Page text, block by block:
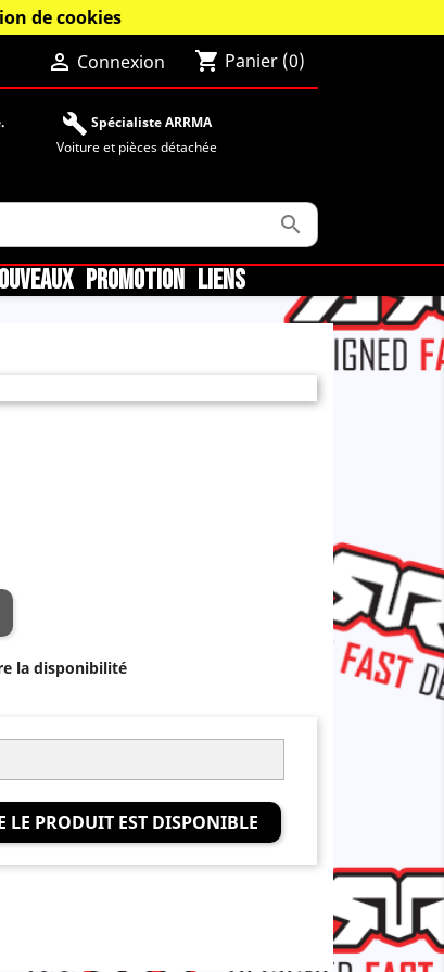
de cookies
 Connexion shopping_cart Panier (0)
build Spécialiste ARRMA
Voiture et pièces détachée

PROMOTION LIENS
la disponibilité
LE PRODUIT EST DISPONIBLE